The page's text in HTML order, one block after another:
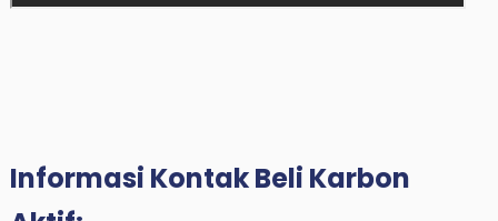
Informasi Kontak Beli Karbon